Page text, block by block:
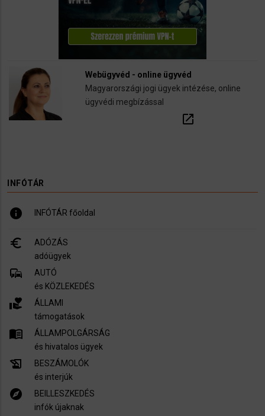
Webügyvéd - online ügyvéd
Magyarországi jogi ügyek intézése, online
ügyvédi megbízással
open_in_new
INFÓTÁR
info INFÓTÁR főoldal
euro_symbol
ADÓZÁS
adóügyek
commute
AUTÓ
és KÖZLEKEDÉS
volunteer_activism
ÁLLAMI
támogatások
menu_book
ÁLLAMPOLGÁRSÁG
és hivatalos ügyek
history_edu
BESZÁMOLÓK
és interjúk
explore
BEILLESZKEDÉS
infók újaknak